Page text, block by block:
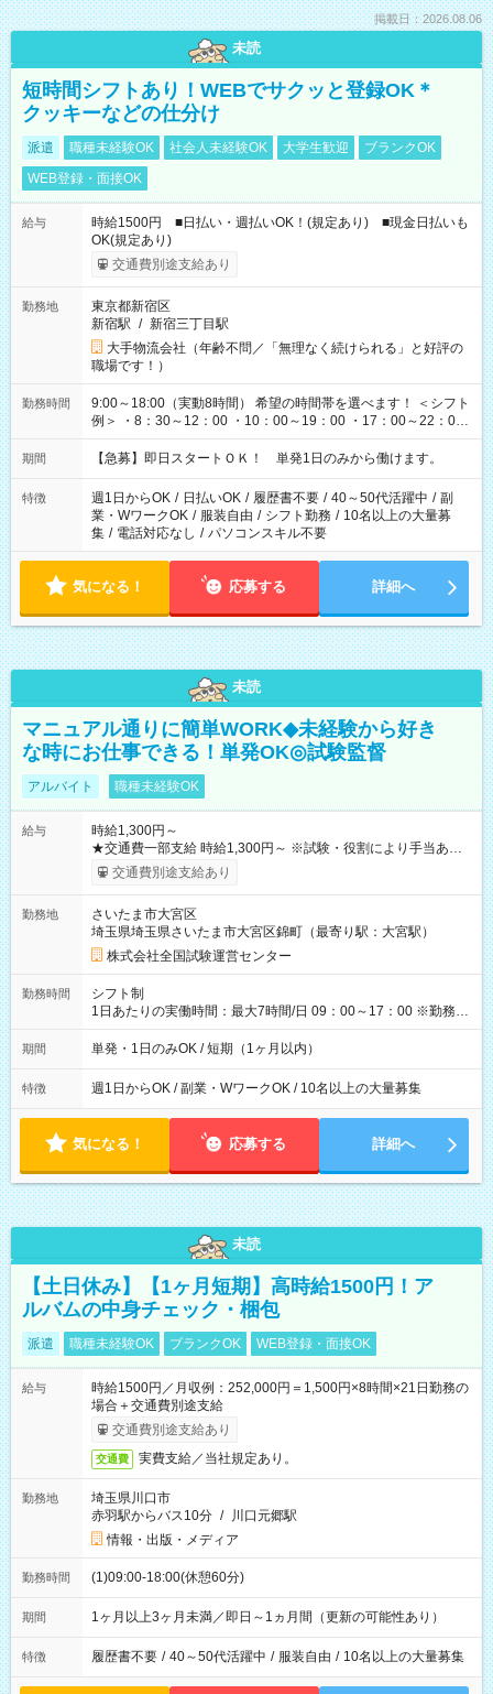
掲載日：2026.08.06
未読
短時間シフトあり！WEBでサクッと登録OK＊
クッキーなどの仕分け
派遣 職種未経験OK 社会人未経験OK 大学生歓迎
ブランクOK
WEB登録・面接OK
給与
時給1500円 ■日払い・週払いOK！(規定あり) ■現金日払いも
OK(規定あり)
交通費別途支給あり
勤務地
東京都新宿区
新宿駅 / 新宿三丁目駅
大手物流会社（年齢不問／「無理なく続けられる」と好評の
職場です！）
勤務時間
9:00～18:00（実動8時間） 希望の時間帯を選べます！ ＜シフト
例＞ ・8：30～12：00 ・10：00～19：00 ・17：00～22：00
・13：00～22：00 ・22：00～翌6：00 など
期間 【急募】即日スタートＯＫ！ 単発1日のみから働けます。
特徴 週1日からOK / 日払いOK / 履歴書不要 / 40～50代活躍中 / 副
業・WワークOK / 服装自由 / シフト勤務 / 10名以上の大量募
集 / 電話対応なし / パソコンスキル不要
気になる！ 応募する 詳細へ
未読
マニュアル通りに簡単WORK◆未経験から好き
な時にお仕事できる！単発OK◎試験監督
アルバイト 職種未経験OK
給与
時給1,300円～
★交通費一部支給 時給1,300円～ ※試験・役割により手当あり
※勤務回数により昇給あり 【即給（前払い）オプションあ
り！】 希望される場合、勤務から1週間ほどで給与の一部を受け
例】 ・河合塾模擬試験 8:30～17:30（休憩1時間） 時給1,300円
×8時間＝日収10,400円＋交通費 ※当日の役割により時給＋100
円の場合あり ・国家試験 7:00～13:30（休憩なし） 時給1,300
円（役割手当＋100円）×6時間＝日収8,400円＋交通費 【試用期
間】試用期間なし
交通費別途支給あり
勤務地
さいたま市大宮区
埼玉県埼玉県さいたま市大宮区錦町（最寄り駅：大宮駅）
株式会社全国試験運営センター
勤務時間
シフト制
1日あたりの実働時間：最大7時間/日 09：00～17：00 ※勤務時
間は 試験により異なります。
期間 単発・1日のみOK / 短期（1ヶ月以内）
特徴 週1日からOK / 副業・WワークOK / 10名以上の大量募集
気になる！ 応募する 詳細へ
未読
【土日休み】【1ヶ月短期】高時給1500円！ア
ルバムの中身チェック・梱包
派遣 職種未経験OK ブランクOK WEB登録・面接OK
給与
時給1500円／月収例：252,000円＝1,500円×8時間×21日勤務の
場合＋交通費別途支給
交通費別途支給あり
交通費 実費支給／当社規定あり。
勤務地
埼玉県川口市
赤羽駅からバス10分 / 川口元郷駅
情報・出版・メディア
勤務時間 (1)09:00-18:00(休憩60分)
期間 1ヶ月以上3ヶ月未満／即日～1ヵ月間（更新の可能性あり）
特徴 履歴書不要 / 40～50代活躍中 / 服装自由 / 10名以上の大量募集